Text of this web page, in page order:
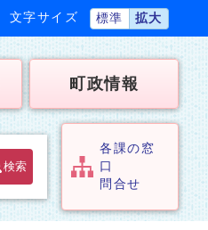
文字サイズ 標準 拡大
町政情報
検索
各課の窓
口
問合せ